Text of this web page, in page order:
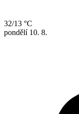
32/13 °C
pondělí 10. 8.